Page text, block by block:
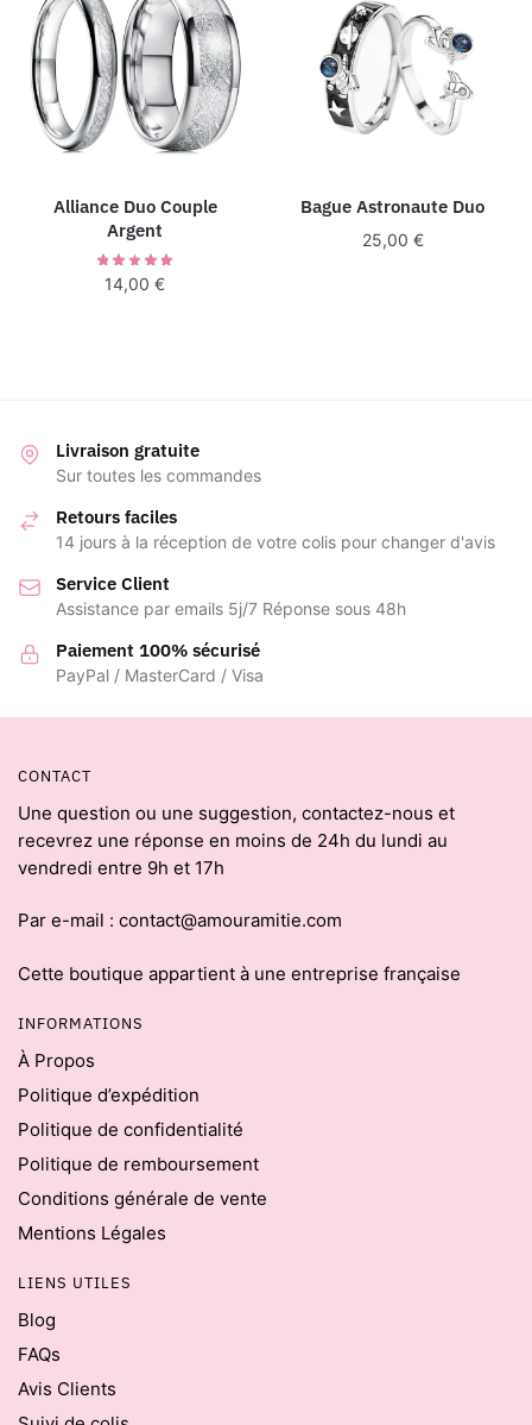
Alliance Duo Couple
Argent
14,00€
Bague Astronaute Duo
25,00 €
Livraison gratuite
Sur toutes les commandes
Retours faciles
14 jours à la réception de votre colis pour changer d'avis
Service Client
Assistance par emails 5j/7 Réponse sous 48h
Paiement 100% sécurisé
PayPal / MasterCard / Visa
CONTACT
Une question ou une suggestion, contactez-nous et
recevrez une réponse en moins de 24h du lundi au
vendredi entre 9h et 17h
Par e-mail : contact@amouramitie.com
Cette boutique appartient à une entreprise française
INFORMATIONS
À Propos
Politique d’expédition
Politique de confidentialité
Politique de remboursement
Conditions générale de vente
Mentions Légales
LIENS UTILES
Blog
FAQs
Avis Clients